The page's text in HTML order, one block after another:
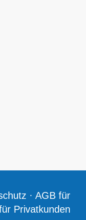
· AGB für
Privatkunden